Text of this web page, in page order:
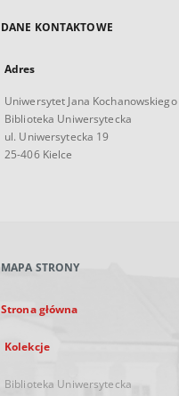
DANE KONTAKTOWE
Adres
Uniwersytet Jana Kochanowskiego
Biblioteka Uniwersytecka
ul. Uniwersytecka 19
25-406 Kielce
MAPA STRONY
Strona główna
Kolekcje
Biblioteka Uniwersytecka